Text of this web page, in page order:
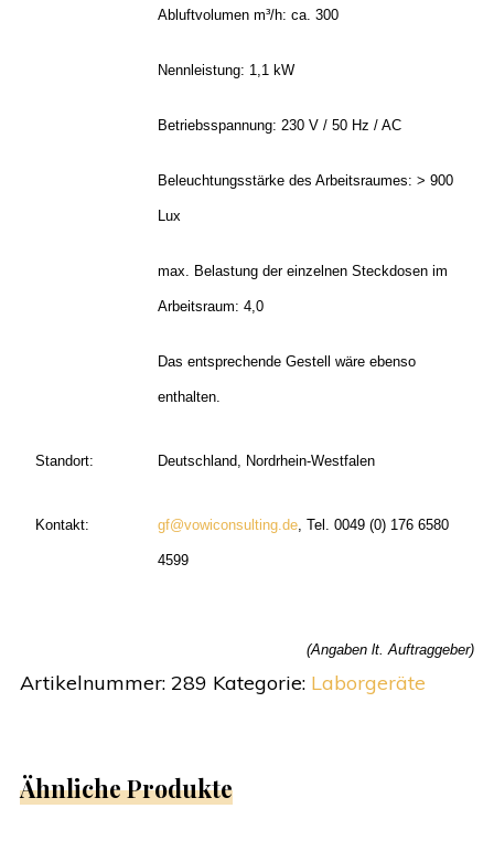
Abluftvolumen m³/h: ca. 300
Nennleistung: 1,1 kW
Betriebsspannung: 230 V / 50 Hz / AC
Beleuchtungsstärke des Arbeitsraumes: > 900
Lux
max. Belastung der einzelnen Steckdosen im
Arbeitsraum: 4,0
Das entsprechende Gestell wäre ebenso
enthalten.
Standort: Deutschland, Nordrhein-Westfalen
Kontakt: gf@vowiconsulting.de, Tel. 0049 (0) 176 6580
4599
(Angaben lt. Auftraggeber)
Artikelnummer: 289 Kategorie: Laborgeräte
Ähnliche Produkte